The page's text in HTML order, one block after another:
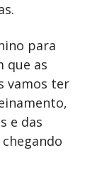
para
que as
vamos ter
e das